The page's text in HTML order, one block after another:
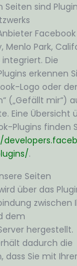
Seiten sind
Facebook
Menlo Park,
integriert. Die
erkennen
Logo oder
(„Gefällt mir“)
Eine Übersicht
Plugins finden
.
Seiten
über das
zwischen
dem
hergestellt.
dadurch die
dass Sie mit Ihrer